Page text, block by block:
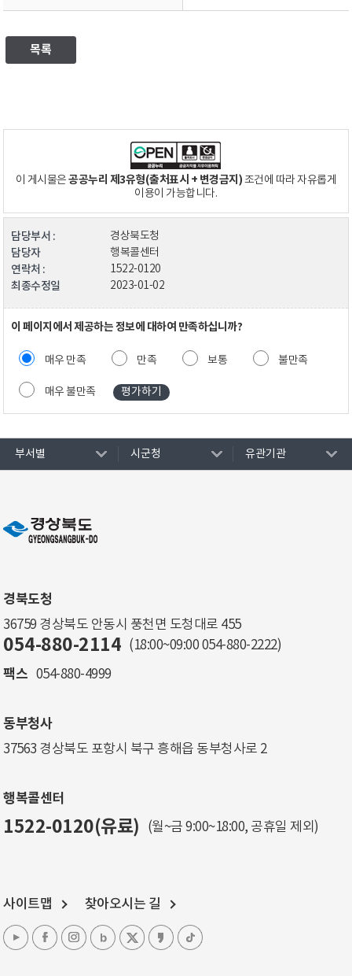
목록
이 게시물은공공누리 제3유형(출처표시 + 변경금지)조건에 따라 자유롭게
이용이 가능합니다.
담당부서 : 경상북도청
담당자 행복콜센터
연락처 : 1522-0120
최종수정일 2023-01-02
이 페이지에서 제공하는 정보에 대하여 만족하십니까?
매우 만족 만족 보통 불만족
매우 불만족
부서별 시군청 유관기관
경북도청
36759 경상북도 안동시 풍천면 도청대로 455
054-880-2114 (18:00~09:00 054-880-2222)
팩스 054-880-4999
동부청사
37563 경상북도 포항시 북구 흥해읍 동부청사로 2
행복콜센터
1522-0120(유료) (월~금 9:00~18:00, 공휴일 제외)
사이트맵 찾아오시는 길